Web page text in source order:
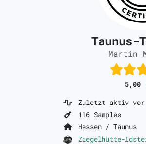
Taunus-
Martin
5,00
Zuletzt aktiv vor
116 Samples
Hessen / Taunus
Ziegelhütte-